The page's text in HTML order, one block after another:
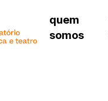
quem
somos